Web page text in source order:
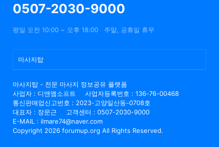
0507-2030-9000
평일 오전 10:00 ~ 오후 18:00 주말, 공휴일 휴무
마사지탑
마사지탑 - 전문 마사지 정보공유 플랫폼
사업자 : 디앤엠소프트
사업자등록번호 : 136-76-00468
통신판매업신고번호 : 2023-고양일산동-0708호
대표자 : 장문근
고객센터 : 0507-2030-9000
E-MAIL : ilmare74@naver.com
Copyright 2026 forumup.org All Rights Reserved.